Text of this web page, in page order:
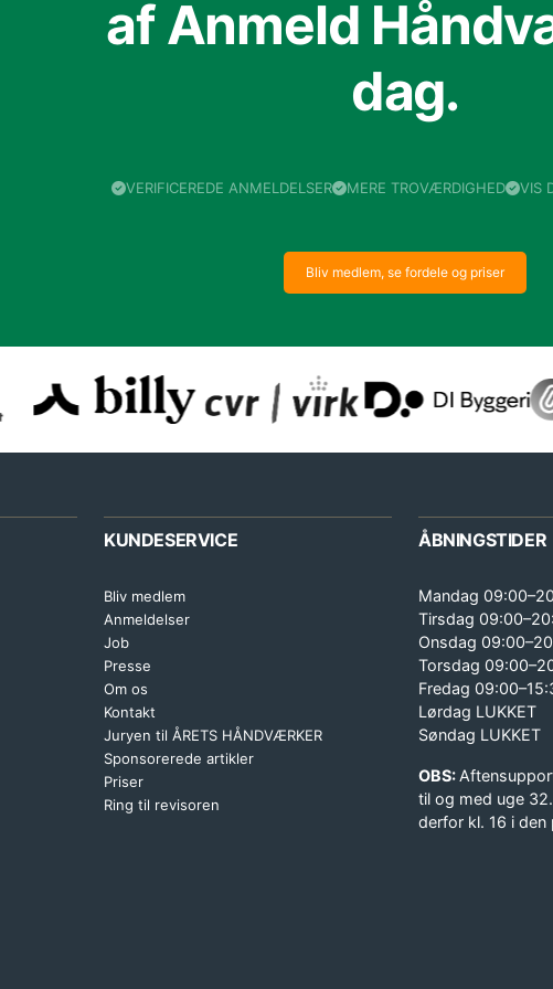
af Anmeld
dag.
VERIFICEREDE ANMELDELSER MERE TROVÆRDIGHED VIS
Bliv medlem, se fordele og priser
KUNDESERVICE
Bliv medlem
Anmeldelser
Job
Presse
Om os
Kontakt
Juryen til ÅRETS HÅNDVÆRKER
Sponsorerede artikler
Priser
Ring til revisoren
ÅBNINGSTIDER
Mandag
Tirsdag
Onsdag
Torsdag
Fredag
Lørdag LUKKET
Søndag LUKKET
OBS:
til og med uge
derfor kl. 16 i den